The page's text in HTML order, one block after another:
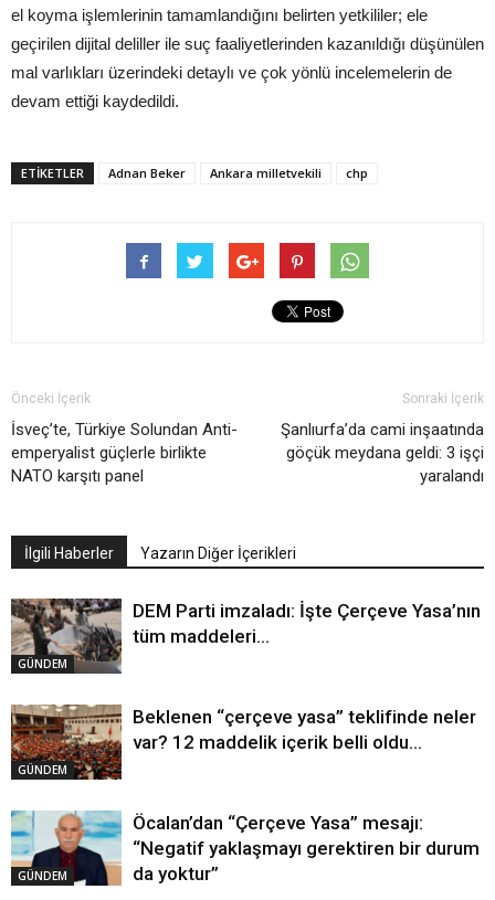
el koyma işlemlerinin tamamlandığını belirten yetkililer; ele
geçirilen dijital deliller ile suç faaliyetlerinden kazanıldığı düşünülen
mal varlıkları üzerindeki detaylı ve çok yönlü incelemelerin de
devam ettiği kaydedildi.
ETIKETLER Adnan Beker Ankara milletvekili chp
Önceki İçerik
İsveç’te, Türkiye Solundan Anti-
emperyalist güçlerle birlikte
NATO karşıtı panel
Sonraki İçerik
Şanlıurfa’da cami inşaatında
göçük meydana geldi: 3 işçi
yaralandı
İlgili Haberler Yazarın Diğer İçerikleri
GÜNDEM
DEM Parti imzaladı: İşte Çerçeve Yasa’nın
tüm maddeleri…
GÜNDEM
Beklenen “çerçeve yasa” teklifinde neler
var? 12 maddelik içerik belli oldu…
GÜNDEM
Öcalan’dan “Çerçeve Yasa” mesajı:
“Negatif yaklaşmayı gerektiren bir durum
da yoktur”